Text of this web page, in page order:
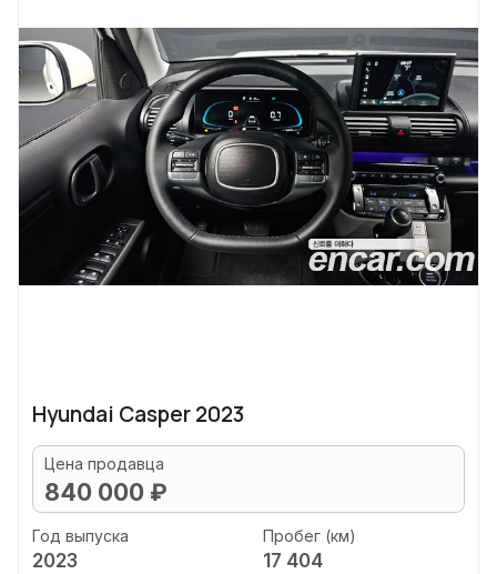
Hyundai Casper 2023
Цена продавца
840 000 ₽
Год выпуска
2023
Пробег (км)
17 404